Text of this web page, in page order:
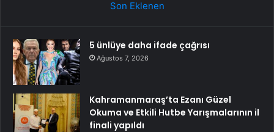
Son Eklenen
5 ünlüye daha ifade çağrısı
Ağustos 7, 2026
Kahramanmaraş’ta Ezanı Güzel
Okuma ve Etkili Hutbe Yarışmalarının il
finali yapıldı